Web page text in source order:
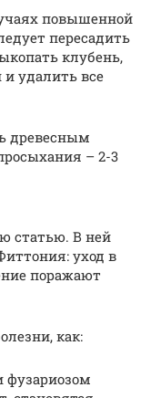
повышенной
пересадить
клубень,
удалить все
древесным
– 2-3
статью. В ней
уход в
поражают
как:
фузариозом